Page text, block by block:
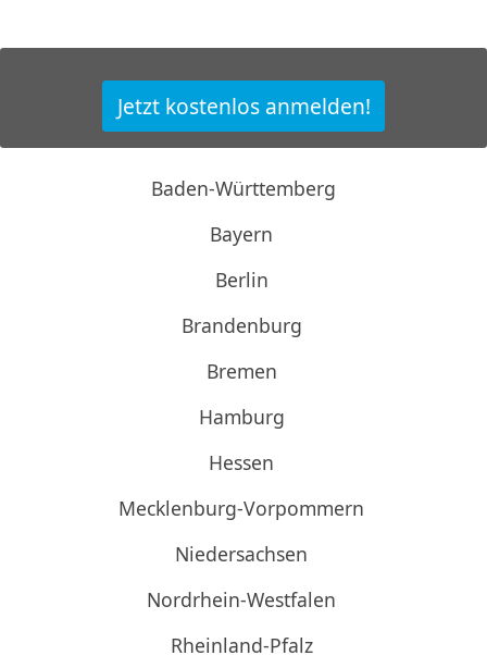
Jetzt kostenlos anmelden!
Baden-Württemberg
Bayern
Berlin
Brandenburg
Bremen
Hamburg
Hessen
Mecklenburg-Vorpommern
Niedersachsen
Nordrhein-Westfalen
Rheinland-Pfalz